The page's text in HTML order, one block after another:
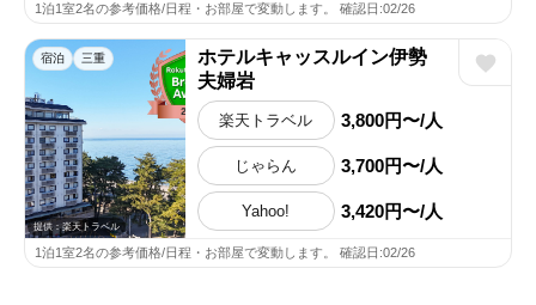
1泊1室2名の参考価格/日程・お部屋で変動します。 確認日:02/26
宿泊 三重
提供：楽天トラベル
ホテルキャッスルイン伊勢
夫婦岩
楽天トラベル 3,800円〜/人
じゃらん 3,700円〜/人
Yahoo! 3,420円〜/人
1泊1室2名の参考価格/日程・お部屋で変動します。 確認日:02/26